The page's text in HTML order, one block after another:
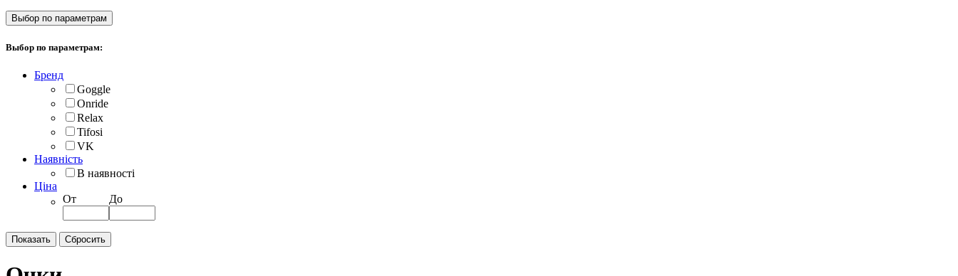
Выбор по параметрам
Выбор по параметрам:
Бренд
Goggle
Onride
Relax
Tifosi
VK
Наявність
В наявності
Ціна
От
До